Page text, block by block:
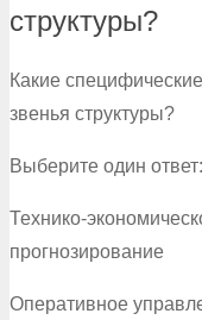
структуры?
Какие
звенья структуры?
Выберите один ответ:
Технико-
прогнозирование
Оперативное